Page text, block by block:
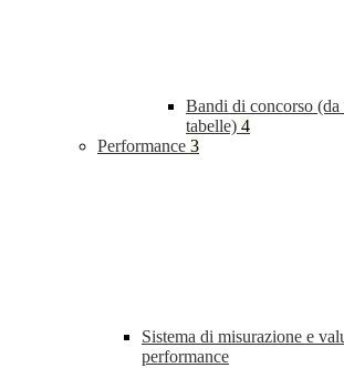
Bandi di concorso
tabelle) 4
Performance 3
Sistema di misurazione e
performance